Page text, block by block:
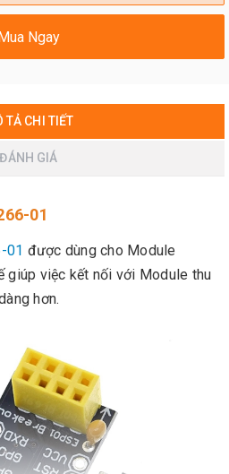
Ngay
TẢ CHI TIẾT
ĐÁNH GIÁ
01
01 được dùng cho Module
giúp việc kết nối với Module thu
hơn.